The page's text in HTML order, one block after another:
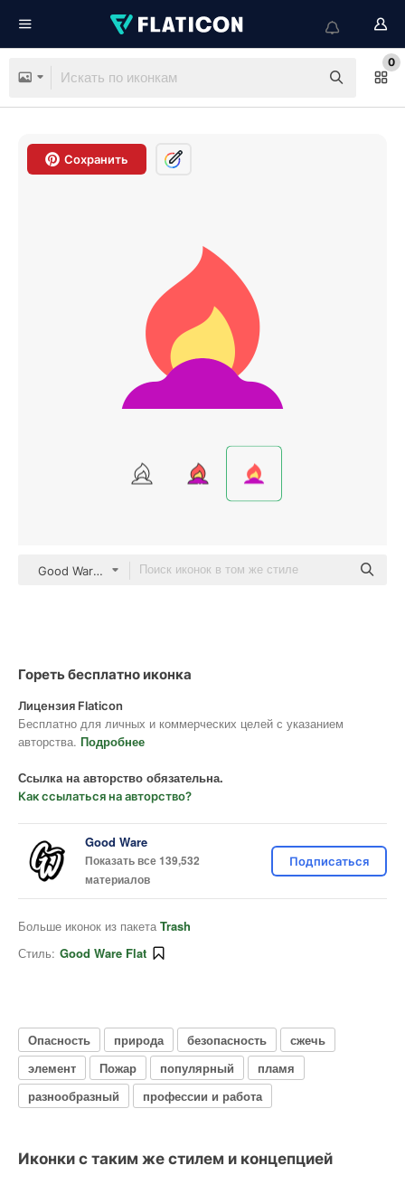
0
Сохранить
Good Ware Flat
Гореть бесплатно иконка
Лицензия Flaticon
Бесплатно для личных и коммерческих целей с указанием
авторства. Подробнее
Ссылка на авторство обязательна.
Как ссылаться на авторство?
Good Ware
Показать все 139,532
материалов
Подписаться
Больше иконок из пакета Trash
Стиль: Good Ware Flat
Опасность природа безопасность
сжечь
элемент
Пожар популярный
пламя
разнообразный
профессии и работа
Иконки с таким же стилем и концепцией